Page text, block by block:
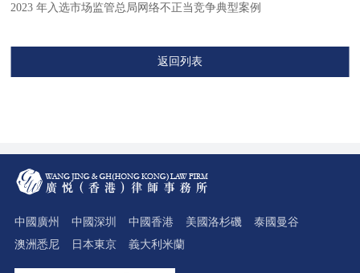
2023 年入选市场监管总局网络不正当竞争典型案例
返回列表
中國廣州 中國深圳 中國香港 美國洛杉磯
泰國曼谷
澳洲悉尼
日本東京 義大利米蘭